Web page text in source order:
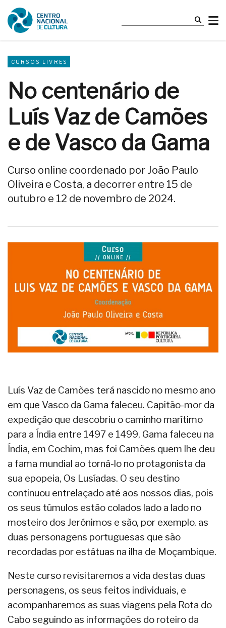
CURSOS LIVRES
No centenário de
Luís Vaz de Camões
e de Vasco da Gama
Curso online coordenado por João Paulo
Oliveira e Costa, a decorrer entre 15 de
outubro e 12 de novembro de 2024.
Luís Vaz de Camões terá nascido no mesmo ano
em que Vasco da Gama faleceu. Capitão-mor da
expedição que descobriu o caminho marítimo
para a Índia entre 1497 e 1499, Gama faleceu na
Índia, em Cochim, mas foi Camões quem lhe deu
a fama mundial ao torná-lo no protagonista da
sua epopeia, Os Lusíadas. O seu destino
continuou entrelaçado até aos nossos dias, pois
os seus túmulos estão colados lado a lado no
mosteiro dos Jerónimos e são, por exemplo, as
duas personagens portuguesas que são
recordadas por estátuas na ilha de Moçambique.
Neste curso revisitaremos a vida destas duas
personagens, os seus feitos individuais, e
acompanharemos as suas viagens pela Rota do
Cabo seguindo as informações do roteiro da